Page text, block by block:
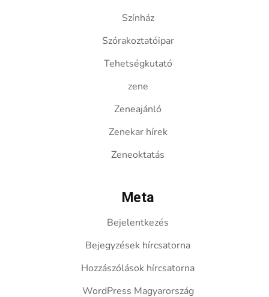
Színház
Szórakoztatóipar
Tehetségkutató
zene
Zeneajánló
Zenekar hírek
Zeneoktatás
Meta
Bejelentkezés
Bejegyzések hírcsatorna
Hozzászólások hírcsatorna
WordPress Magyarország